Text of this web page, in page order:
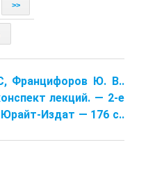
>>
Францифоров Ю. В..
лекций. — 2-е
Издат — 176 с..